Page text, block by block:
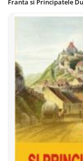
Franta si Principatele